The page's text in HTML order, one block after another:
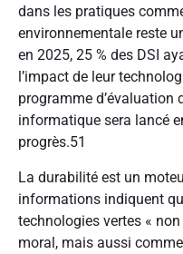
dans les pratiques
environnementale reste
en 2025, 25 % des DSI
l’impact de leur
programme d’évaluation
informatique sera lancé
progrès.51
La durabilité est un
informations indiquent
technologies vertes «
moral, mais aussi